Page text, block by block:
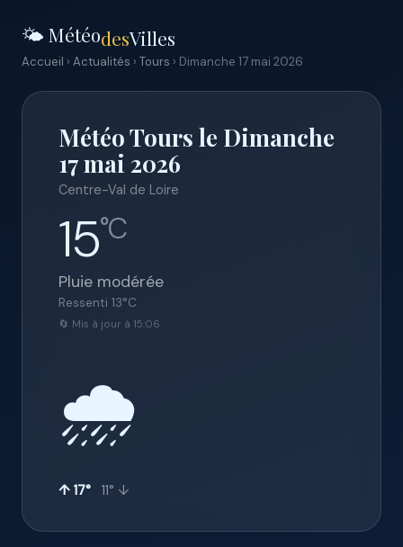
🌤️ MétéodesVilles
Accueil › Actualités › Tours › Dimanche 17 mai 2026
Météo Tours le Dimanche
17 mai 2026
Centre-Val de Loire
15°C
Pluie modérée
Ressenti 13°C
🔄 Mis à jour à 15:06
🌧️
↑ 17° 11° ↓